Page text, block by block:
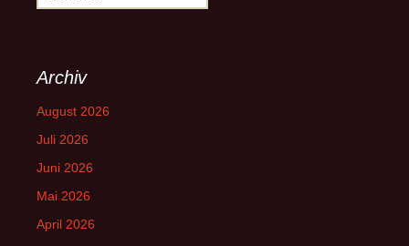
nach:
Archiv
August 2026
Juli 2026
Juni 2026
Mai 2026
April 2026